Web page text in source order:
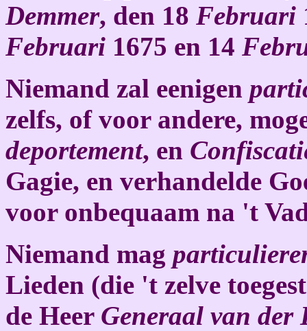
Demmer, den 18 Februari
Februari 1675 en 14
Niemand zal eenigen
zelfs, of voor andere,
deportement, en
Gagie, en verhandelde
voor onbequaam na 't
Niemand mag
Lieden (die 't zelve
de Heer Generaal van der